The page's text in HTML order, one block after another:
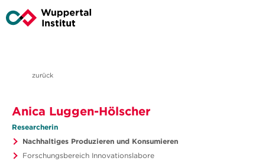
zurück
Anica Luggen-Hölscher
Researcherin
Nachhaltiges Produzieren und Konsumieren
Forschungsbereich Innovationslabore